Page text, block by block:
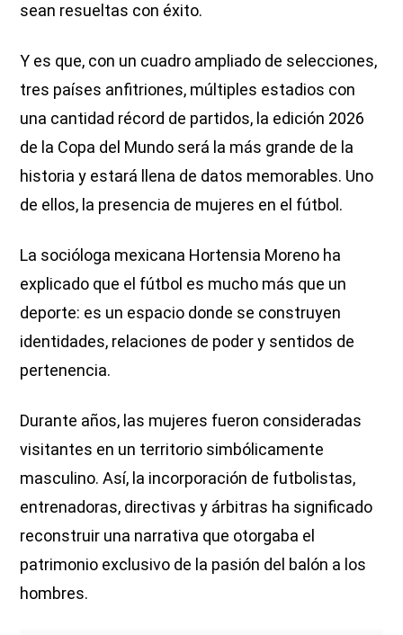
sean resueltas con éxito.
Y es que, con un cuadro ampliado de selecciones,
tres países anfitriones, múltiples estadios con
una cantidad récord de partidos, la edición 2026
de la Copa del Mundo será la más grande de la
historia y estará llena de datos memorables. Uno
de ellos, la presencia de mujeres en el fútbol.
La socióloga mexicana Hortensia Moreno ha
explicado que el fútbol es mucho más que un
deporte: es un espacio donde se construyen
identidades, relaciones de poder y sentidos de
pertenencia.
Durante años, las mujeres fueron consideradas
visitantes en un territorio simbólicamente
masculino. Así, la incorporación de futbolistas,
entrenadoras, directivas y árbitras ha significado
reconstruir una narrativa que otorgaba el
patrimonio exclusivo de la pasión del balón a los
hombres.